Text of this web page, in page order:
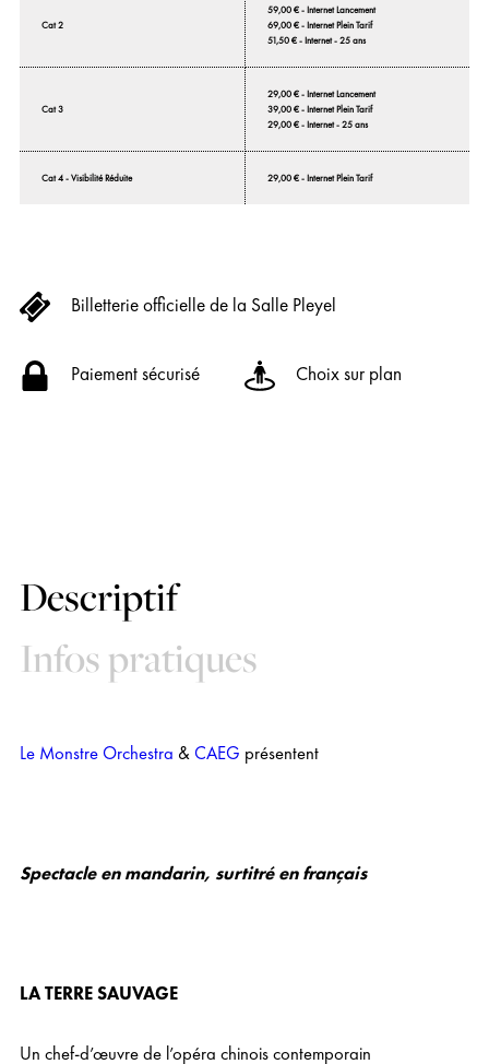
Cat 2
59,00 € - Internet Lancement
69,00 € - Internet Plein Tarif
51,50 € - Internet - 25 ans
Cat 3
29,00 € - Internet Lancement
39,00 € - Internet Plein Tarif
29,00 € - Internet - 25 ans
Cat 4 - Visibilité Réduite 29,00 € - Internet Plein Tarif
Billetterie officielle de la Salle Pleyel
Paiement sécurisé Choix sur plan
Descriptif
Infos pratiques
Le Monstre Orchestra & CAEG présentent
Spectacle en mandarin, surtitré en français
LA TERRE SAUVAGE
Un chef-d’œuvre de l’opéra chinois contemporain